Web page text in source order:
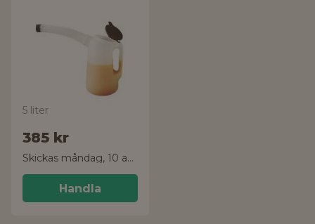
5 liter
385 kr
Skickas måndag, 10 aug.
Handla